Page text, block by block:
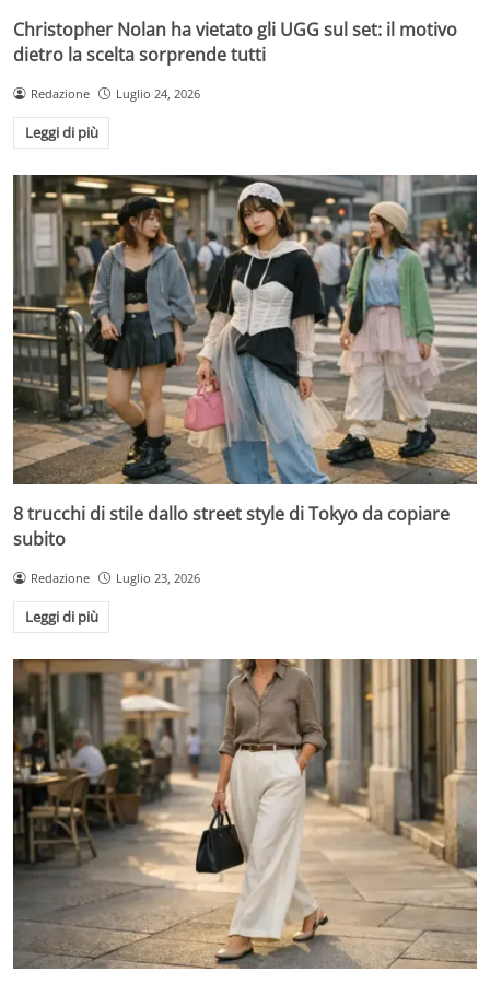
Christopher Nolan ha vietato gli UGG sul set: il motivo
dietro la scelta sorprende tutti
Redazione Luglio 24, 2026
Leggi di più
8 trucchi di stile dallo street style di Tokyo da copiare
subito
Redazione Luglio 23, 2026
Leggi di più